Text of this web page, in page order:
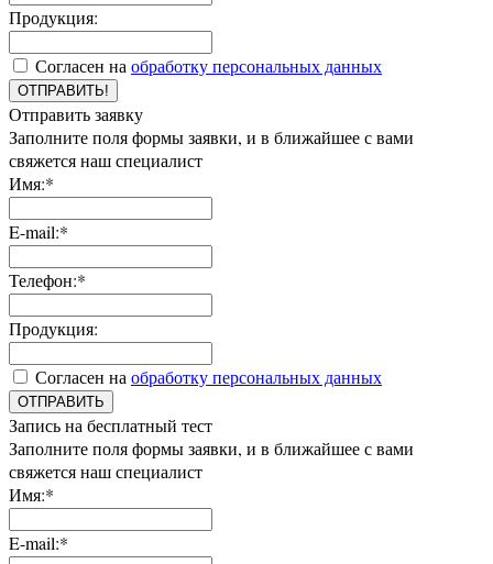
Продукция:
Согласен на обработку персональных данных
ОТПРАВИТЬ!
Отправить заявку
Заполните поля формы заявки, и в ближайшее с вами
свяжется наш специалист
Имя:*
E-mail:*
Телефон:*
Продукция:
Согласен на обработку персональных данных
ОТПРАВИТЬ
Запись на бесплатный тест
Заполните поля формы заявки, и в ближайшее с вами
свяжется наш специалист
Имя:*
E-mail:*